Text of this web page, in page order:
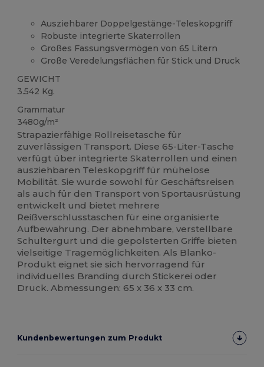
Ausziehbarer Doppelgestänge-Teleskopgriff
Robuste integrierte Skaterrollen
Großes Fassungsvermögen von 65 Litern
Große Veredelungsflächen für Stick und Druck
GEWICHT
3.542 Kg.
Grammatur
3480g/m²
Strapazierfähige Rollreisetasche für
zuverlässigen Transport. Diese 65-Liter-Tasche
verfügt über integrierte Skaterrollen und einen
ausziehbaren Teleskopgriff für mühelose
Mobilität. Sie wurde sowohl für Geschäftsreisen
als auch für den Transport von Sportausrüstung
entwickelt und bietet mehrere
Reißverschlusstaschen für eine organisierte
Aufbewahrung. Der abnehmbare, verstellbare
Schultergurt und die gepolsterten Griffe bieten
vielseitige Tragemöglichkeiten. Als Blanko-
Produkt eignet sie sich hervorragend für
individuelles Branding durch Stickerei oder
Druck. Abmessungen: 65 x 36 x 33 cm.
Kundenbewertungen zum Produkt